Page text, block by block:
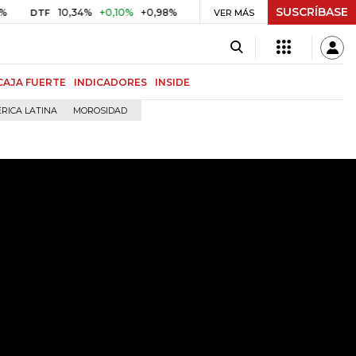
10,34% +0,10% +0,98% UVR $ 416,86 +$ 0,05 +0,01%
VER MÁS SUSCRÍBASE
FUERTE INDICADORES INSIDE
LATINA MOROSIDAD